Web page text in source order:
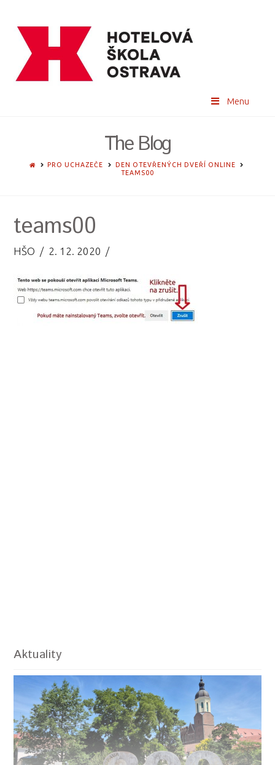
Menu
The Blog
HOMEPRO UCHAZEČE
DEN OTEVŘENÝCH DVEŘÍ ONLINE
TEAMS00
teams00
HŠO 2. 12. 2020
Aktuality